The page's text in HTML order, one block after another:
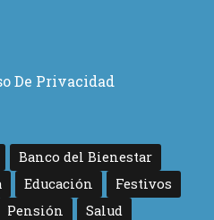
De Privacidad
Banco del Bienestar
Educación
Festivos
Pensión Salud